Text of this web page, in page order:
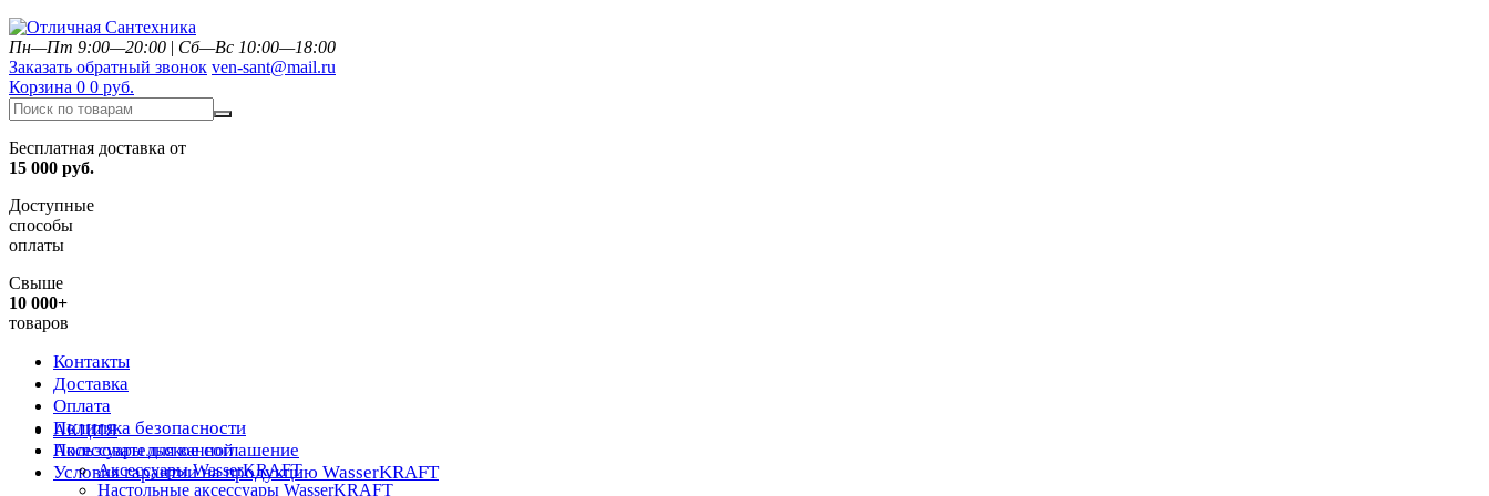
Пн—Пт 9:00—20:00 | Сб—Вс 10:00—18:00
Заказать обратный звонок ven-sant@mail.ru
Корзина 0 0 руб.
Бесплатная доставка от
15 000 руб.
Доступные
способы
оплаты
Свыше
10 000+
товаров
Контакты
Доставка
Оплата
Политика безопасности
Пользовательское соглашение
Условия гарантии на продукцию WasserKRAFT
АКЦИЯ
Аксессуары для ванной
Аксессуары WasserKRAFT
Настольные аксессуары WasserKRAFT